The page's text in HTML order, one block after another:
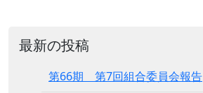
最新の投稿
第66期 第7回組合委員会報告